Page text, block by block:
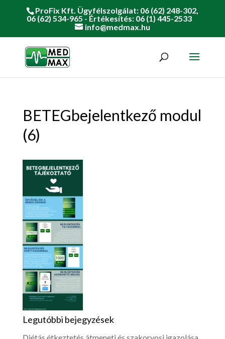
ProFix Kft. Ügyfélszolgálat: 06 (62) 248-302,
06 (62) 534-965 - Értékesítés: 06 (1) 445-2533
info@medmax.hu
BETEGbejelentkező modul
(6)
Legutóbbi bejegyzések